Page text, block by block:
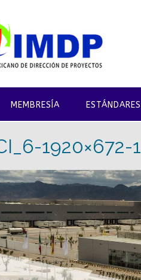
MEMBRESÍA ESTÁNDARES
1920×672-1